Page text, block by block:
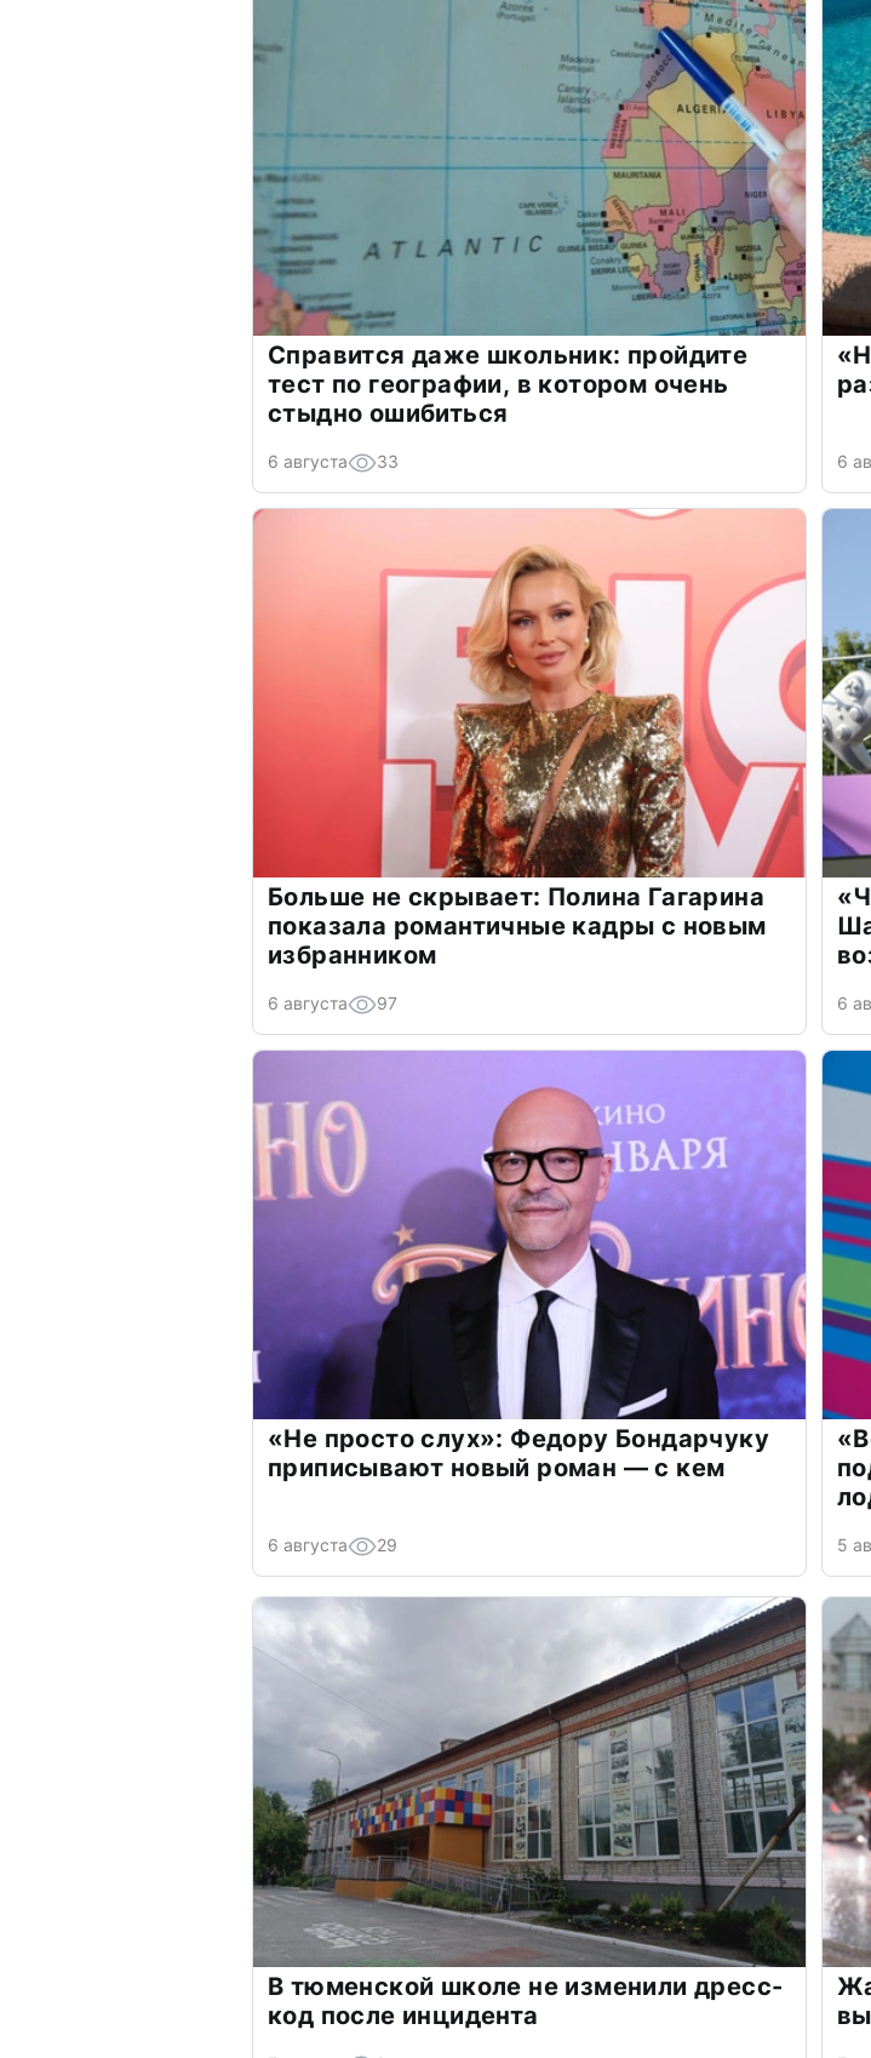
Справится даже школьник: пройдите
тест по географии, в котором очень
стыдно ошибиться
6 августа 33 6
Больше не скрывает: Полина Гагарина
показала романтичные кадры с новым
избранником
6 августа 97 6
«Не просто слух»: Федору Бондарчуку
приписывают новый роман — с кем
6 августа 29 5
В тюменской школе не изменили дресс-
код после инцидента